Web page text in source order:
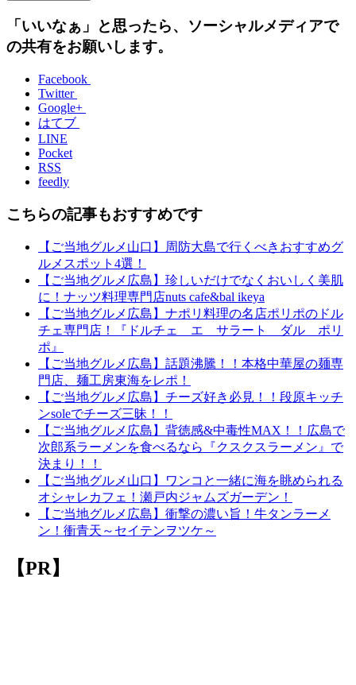
「いいなぁ」と思ったら、ソーシャルメディアで
の共有をお願いします。
Facebook
Twitter
Google+
はてブ
LINE
Pocket
RSS
feedly
こちらの記事もおすすめです
【ご当地グルメ山口】周防大島で行くべきおすすめグ
ルメスポット4選！
【ご当地グルメ広島】珍しいだけでなくおいしく美肌
に！ナッツ料理専門店nuts cafe&bal ikeya
【ご当地グルメ広島】ナポリ料理の名店ポリポのドル
チェ専門店！『ドルチェ エ サラート ダル ポリ
ポ』
【ご当地グルメ広島】話題沸騰！！本格中華屋の麺専
門店、麺工房東海をレポ！
【ご当地グルメ広島】チーズ好き必見！！段原キッチ
ンsoleでチーズ三昧！！
【ご当地グルメ広島】背徳感&中毒性MAX！！広島で
次郎系ラーメンを食べるなら『クスクスラーメン』で
決まり！！
【ご当地グルメ山口】ワンコと一緒に海を眺められる
オシャレカフェ！瀬戸内ジャムズガーデン！
【ご当地グルメ広島】衝撃の濃い旨！牛タンラーメ
ン！衝青天～セイテンヲツケ～
【PR】